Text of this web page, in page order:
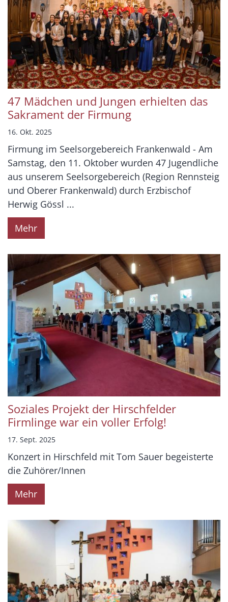
47 Mädchen und Jungen erhielten das
Sakrament der Firmung
16. Okt. 2025
Firmung im Seelsorgebereich Frankenwald - Am
Samstag, den 11. Oktober wurden 47 Jugendliche
aus unserem Seelsorgebereich (Region Rennsteig
und Oberer Frankenwald) durch Erzbischof
Herwig Gössl ...
Mehr
Soziales Projekt der Hirschfelder
Firmlinge war ein voller Erfolg!
17. Sept. 2025
Konzert in Hirschfeld mit Tom Sauer begeisterte
die Zuhörer/Innen
Mehr